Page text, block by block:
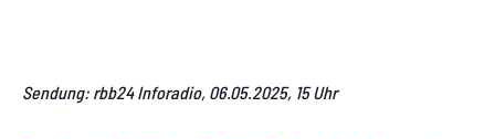
Sendung: rbb24 Inforadio, 06.05.2025, 15 Uhr